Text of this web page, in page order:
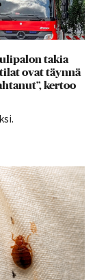
takia
ovat täynnä
kertoo